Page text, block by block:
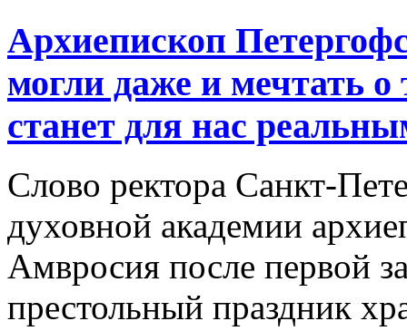
Архиепископ
могли даже и мечтать
станет для нас
Слово ректора Санкт-
духовной академии
Амвросия после первой
престольный праздник